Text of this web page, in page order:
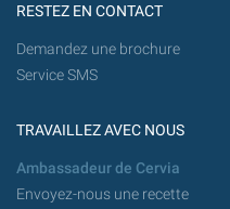
RESTEZ EN CONTACT
Demandez une brochure
Service SMS
TRAVAILLEZ AVEC NOUS
Ambassadeur de Cervia
Envoyez-nous une recette